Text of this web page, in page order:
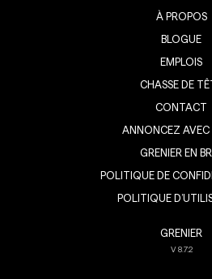
À PROPOS
BLOGUE
EMPLOIS
CHASSE DE
CONTACT
ANNONCEZ AVEC
GRENIER EN
POLITIQUE DE
POLITIQUE
GRENIER
V8.7.2